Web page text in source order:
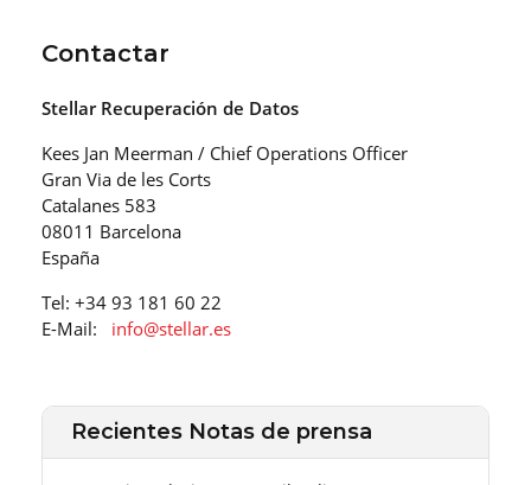
Contactar
Stellar Recuperación de Datos
Kees Jan Meerman / Chief Operations Officer
Gran Via de les Corts
Catalanes 583
08011 Barcelona
España
Tel: +34 93 181 60 22
E-Mail: info@stellar.es
Recientes Notas de prensa